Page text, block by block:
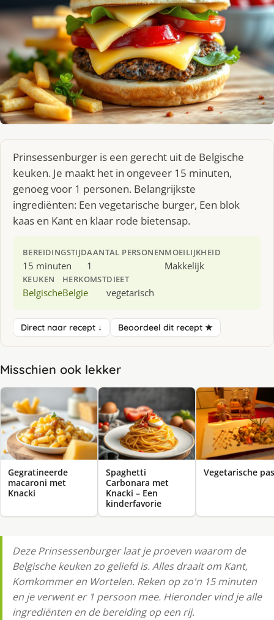
Prinsessenburger is een gerecht uit de Belgische
keuken. Je maakt het in ongeveer 15 minuten,
genoeg voor 1 personen. Belangrijkste
ingrediënten: Een vegetarische burger, Een blok
kaas en Kant en klaar rode bietensap.
BEREIDINGSTIJD
15 minuten
AANTAL PERSONEN
1
MOEILIJKHEID
Makkelijk
KEUKEN
Belgische
HERKOMST
Belgie
DIEET
vegetarisch
Direct naar recept ↓ Beoordeel dit recept ★
Misschien ook lekker
Gegratineerde
macaroni met
Knacki
Spaghetti
Carbonara met
Knacki – Een
kinderfavorie
Vegetarische
Deze Prinsessenburger laat je proeven waarom de
Belgische keuken zo geliefd is. Alles draait om Kant,
Komkommer en Wortelen. Reken op zo'n 15 minuten
en je verwent er 1 persoon mee. Hieronder vind je alle
ingrediënten en de bereiding op een rij.